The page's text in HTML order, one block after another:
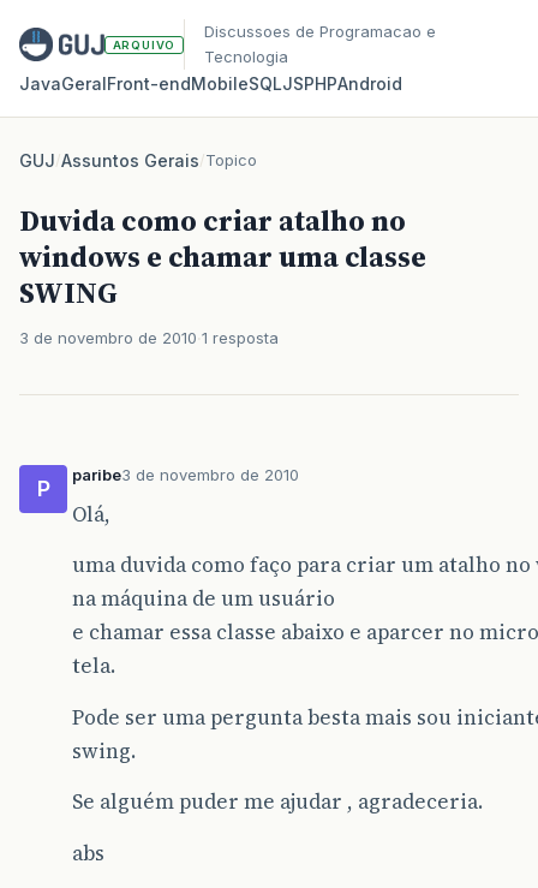
ARQUIVO
Discussoes de Programacao e
Tecnologia
JavaGeralFront‑endMobileSQLJSPHPAndroid
GUJ/Assuntos Gerais/Topico
Duvida como criar atalho no
windows e chamar uma classe
SWING
3 de novembro de 2010 1 resposta
P
paribe3 de novembro de 2010
Olá,
uma duvida como faço para criar um atalho
na máquina de um usuário
e chamar essa classe abaixo e aparcer no
tela.
Pode ser uma pergunta besta mais sou
swing.
Se alguém puder me ajudar , agradeceria.
abs